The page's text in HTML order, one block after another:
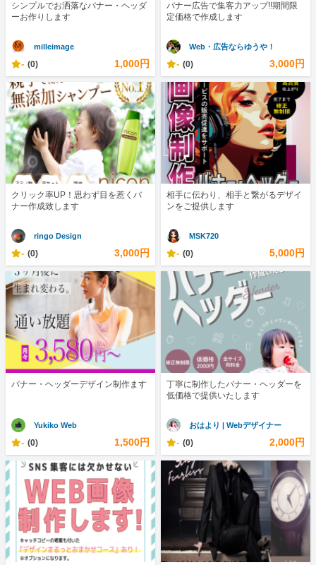
シンプルでお洒落なバナー・ヘッダ
ーお作りします
milleimage
- (0) 1,000円
バナー広告で集客力アップ!!期間限
定価格で作成します
Web・広告ならゆうや！
- (0) 3,000円
クリック率UP！思わず目を惹くバ
ナー作成致します
ringo Design
- (0) 3,000円
相手に伝わり、相手と繋がるデザイ
ンをご提供します
MSK720
- (0) 5,000円
バナー・ヘッダーデザイン制作ます
Yukiko Web
- (0) 1,500円
丁寧に制作したバナー・ヘッダーを
低価格で提供いたします
おはより | Webデザイナー
- (0) 2,000円